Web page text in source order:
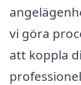
vi göra
att koppla